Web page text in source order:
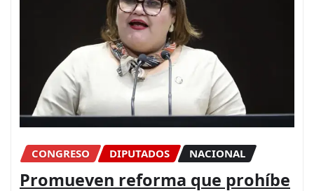
CONGRESO DIPUTADOS NACIONAL
Promueven reforma que prohíbe